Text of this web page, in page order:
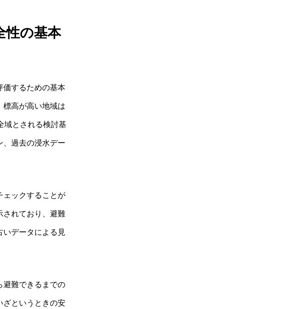
性の基本
価するための基本
標高が高い地域は
域とされる検討基
、過去の浸水デー
ェックすることが
されており、避難
いデータによる見
避難できるまでの
ざというときの安